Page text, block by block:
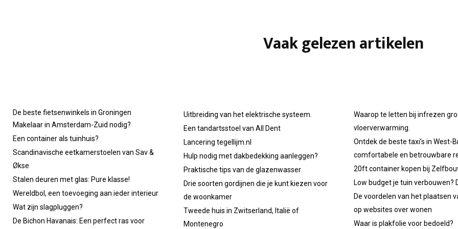
Vaak gelezen artikelen
De beste fietsenwinkels in Groningen
Makelaar in Amsterdam-Zuid nodig?
Een container als tuinhuis?
Scandinavische eetkamerstoelen van Sav &
Økse
Stalen deuren met glas: Pure klasse!
Wereldbol, een toevoeging aan ieder interieur
Wat zijn slagpluggen?
De Bichon Havanais: Een perfect ras voor
Uitbreiding van het elektrische systeem.
Een tandartsstoel van All Dent
Lancering tegellijm.nl
Hulp nodig met dakbedekking aanleggen?
Praktische tips van de glazenwasser
Drie soorten gordijnen die je kunt kiezen voor
de woonkamer
Tweede huis in Zwitserland, Italië of
Montenegro
Waarop te letten bij infrezen
vloerverwarming.
Ontdek de beste taxi’s in West-
comfortabele en betrouwbare
20ft container kopen bij
Low budget je tuin verbouwen?
De voordelen van het plaatsen
op websites over wonen
Waar is plakfolie voor bedoeld?